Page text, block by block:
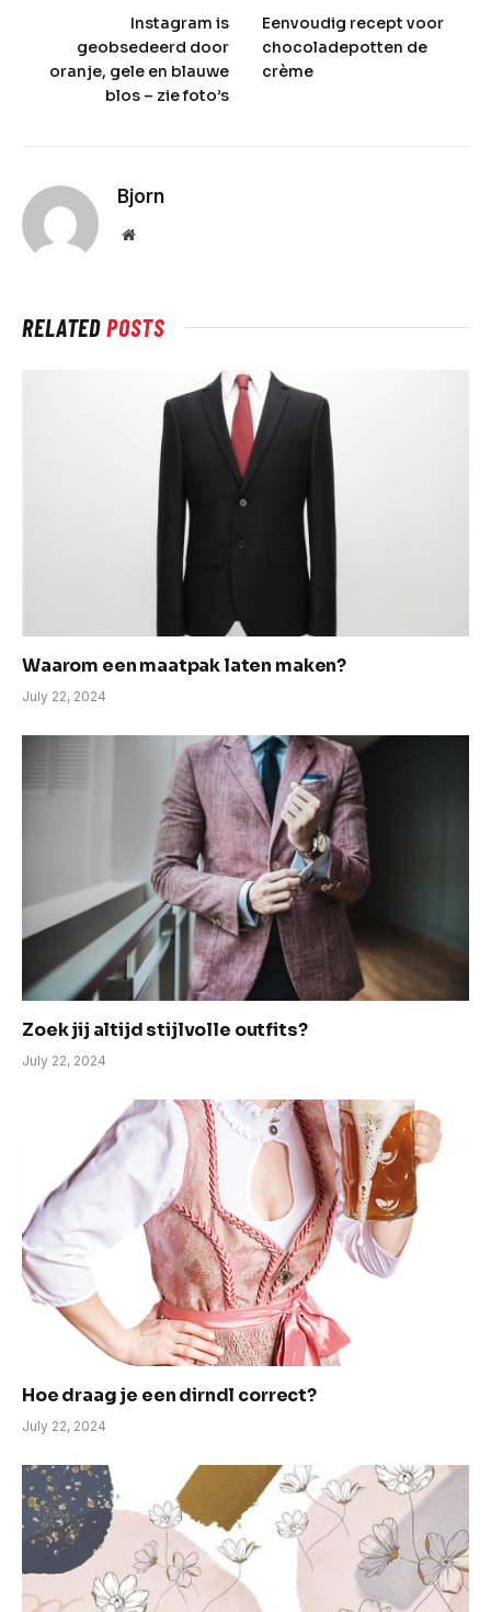
Instagram is
geobsedeerd door
oranje, gele en blauwe
blos – zie foto’s
Eenvoudig recept voor
chocoladepotten de
crème
Bjorn
Website
RELATEDPOSTS
Waarom een maatpak laten maken?
July 22, 2024
Zoek jij altijd stijlvolle outfits?
July 22, 2024
Hoe draag je een dirndl correct?
July 22, 2024